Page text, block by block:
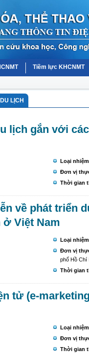
Tiềm lực KHCNMT
LỊCH
lịch gắn với
Loại
Đơn vị
Thời gian
về phát triển
ở Việt Nam
Loại
Đơn vị
phố Hồ Chí
Thời gian
tử (e-
Loại
Đơn vị
Thời gian